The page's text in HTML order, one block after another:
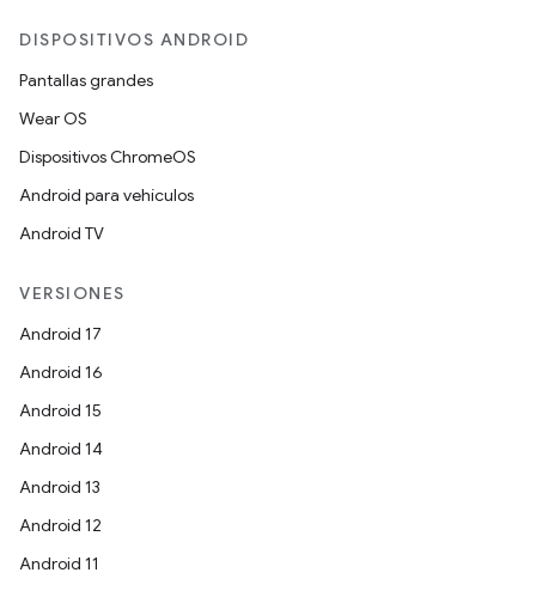
DISPOSITIVOS ANDROID
Pantallas grandes
Wear OS
Dispositivos ChromeOS
Android para vehículos
Android TV
VERSIONES
Android 17
Android 16
Android 15
Android 14
Android 13
Android 12
Android 11